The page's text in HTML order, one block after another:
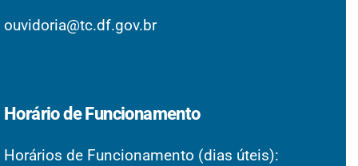
ouvidoria@tc.df.gov.br
Horário de Funcionamento
Horários de Funcionamento (dias úteis):